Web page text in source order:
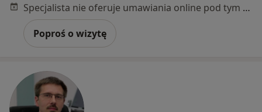
Specjalista nie oferuje umawiania online pod tym adresem.
Poproś o wizytę